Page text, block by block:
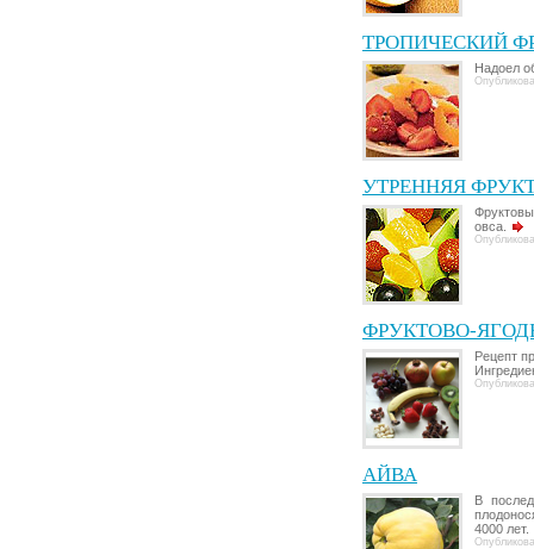
ТРОПИЧЕСКИЙ
Надоел
УТРЕННЯЯ
овса.
ФРУКТОВО-
Рецепт
АЙВА
В
4000 лет.